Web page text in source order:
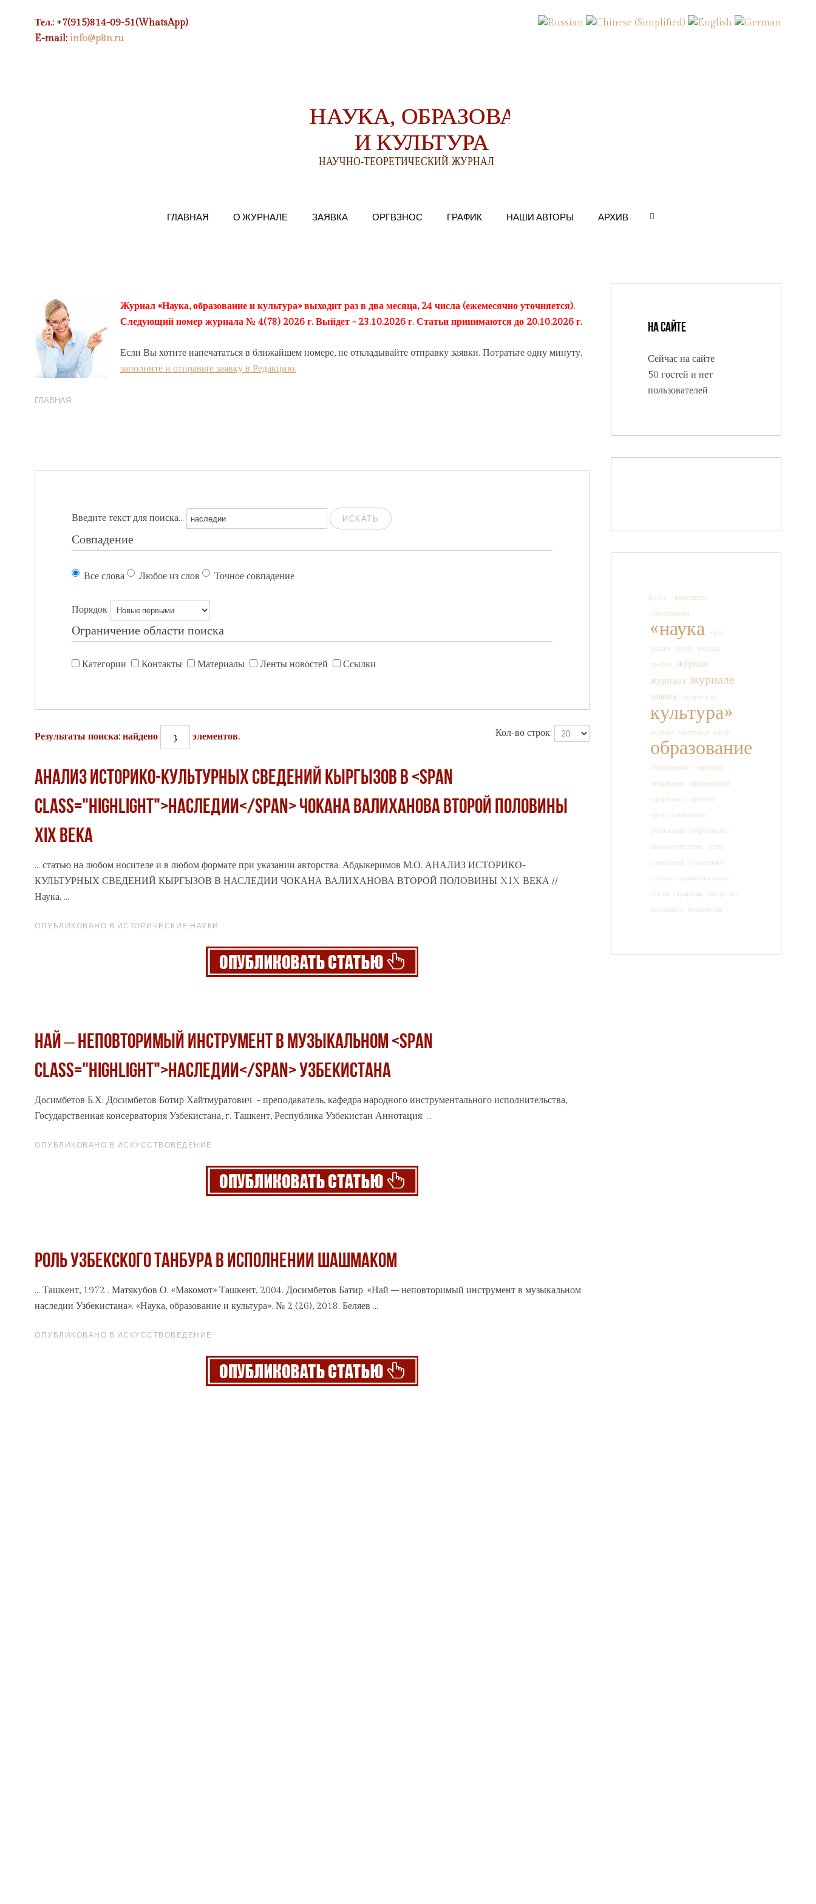
Тел.: +7(915)814-09-51(WhatsApp)
E-mail: info@p8n.ru
ГЛАВНАЯ О ЖУРНАЛЕ ЗАЯВКА ОРГВЗНОС ГРАФИК НАШИ АВТОРЫ АРХИВ
Журнал «Наука, образование и культура» выходит раз в два месяца, 24 числа (ежемесячно уточняется).
Следующий номер журнала № 4(78) 2026 г. Выйдет - 23.10.2026 г. Статьи принимаются до 20.10.2026 г.
Если Вы хотите напечататься в ближайшем номере, не откладывайте отправку заявки. Потратьте одну минуту,
заполните и отправьте заявку в Редакцию.
ГЛАВНАЯ
Введите текст для поиска... ИСКАТЬ
Совпадение
Все слова Любое из слов Точное совпадение
Порядок
Ограничение области поиска
Категории Контакты Материалы Ленты новостей Ссылки
Результаты поиска: найдено 3 элементов. Кол-во строк:
АНАЛИЗ ИСТОРИКО-КУЛЬТУРНЫХ СВЕДЕНИЙ КЫРГЫЗОВ В <span
class="highlight">НАСЛЕДИИ</span> ЧОКАНА ВАЛИХАНОВА ВТОРОЙ ПОЛОВИНЫ
XIX ВЕКА
... статью на любом носителе и в любом формате при указании авторства. Абдыкеримов М.О. АНАЛИЗ ИСТОРИКО-
КУЛЬТУРНЫХ СВЕДЕНИЙ КЫРГЫЗОВ В НАСЛЕДИИ ЧОКАНА ВАЛИХАНОВА ВТОРОЙ ПОЛОВИНЫ XIX ВЕКА //
Наука, ...
ОПУБЛИКОВАНО В ИСТОРИЧЕСКИЕ НАУКИ
НАЙ – НЕПОВТОРИМЫЙ ИНСТРУМЕНТ В МУЗЫКАЛЬНОМ <span
class="highlight">НАСЛЕДИИ</span> УЗБЕКИСТАНА
Досимбетов Б.Х. Досимбетов Ботир Хайтмуратович - преподаватель, кафедра народного инструментального исполнительства,
Государственная консерватория Узбекистана, г. Ташкент, Республика Узбекистан Аннотация: ...
ОПУБЛИКОВАНО В ИСКУССТВОВЕДЕНИЕ
РОЛЬ УЗБЕКСКОГО ТАНБУРА В ИСПОЛНЕНИИ ШАШМАКОМ
... Ташкент, 1972 . Матякубов О. «Макомот» Ташкент, 2004. Досимбетов Батир. «Най – неповторимый инструмент в музыкальном
наследии Узбекистана». «Наука, образование и культура». № 2 (26), 2018. Беляев ...
ОПУБЛИКОВАНО В ИСКУССТВОВЕДЕНИЕ
На сайте
Сейчас на сайте
50 гостей и нет
пользователей
docsis
«вконтакте»
«достижения
«наука
«рен
анализ
архив
выхода
график
журнал
журнала журнале
заявка значимость
культура»
модема настройка науки
образование
образования»
оргвзнос
отправлена
официальной
оформлять
примере
профессиональное
реализации
ребрендинга
самоопределение
сетях
социальная
социальных
ссылки
старшеклассника
статьи
страницы танца тв»
телеканала технология